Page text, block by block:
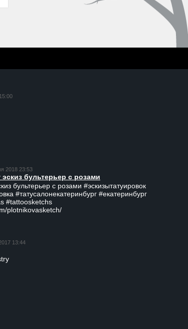
2018 23:53
бультерьер с розами
бультерьер с розами #эскизытатуировок
#татусалонекатеринбург #екатеринбург
#tattoosketchs
plotnikovasketch/
13:44